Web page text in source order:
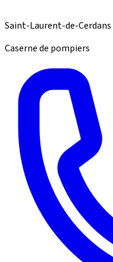
Saint-Laurent-de-Cerdans
Caserne de pompiers